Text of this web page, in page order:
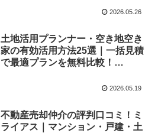
2026.05.26
土地活用プランナー・空き地空き
家の有効活用方法25選｜一括見積
で最適プランを無料比較！
2026.05.19
不動産売却仲介の評判口コミ！ミ
ライアス｜マンション・戸建・土